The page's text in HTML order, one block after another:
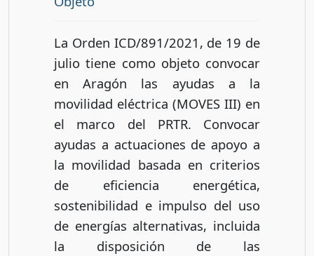
La Orden ICD/891/2021, de 19 de
julio tiene como objeto convocar
en Aragón las ayudas a la
movilidad eléctrica (MOVES III) en
el marco del PRTR. Convocar
ayudas a actuaciones de apoyo a
la movilidad basada en criterios
de eficiencia energética,
sostenibilidad e impulso del uso
de energías alternativas, incluida
la disposición de las